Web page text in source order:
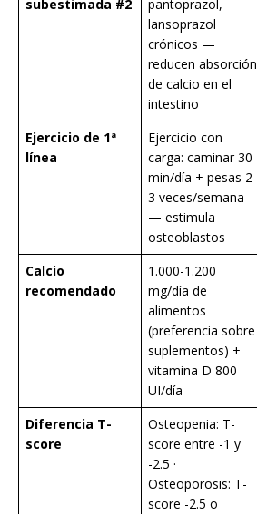
subestimada #2
pantoprazol,
lansoprazol
crónicos —
reducen absorción
de calcio en el
intestino
Ejercicio de 1ª
línea
Ejercicio con
carga: caminar 30
min/día + pesas 2-
3 veces/semana
— estimula
osteoblastos
Calcio
recomendado
1.000-1.200
mg/día de
alimentos
(preferencia sobre
suplementos) +
vitamina D 800
UI/día
Diferencia T-
score
Osteopenia: T-
score entre -1 y
-2.5 ·
Osteoporosis: T-
score -2.5 o